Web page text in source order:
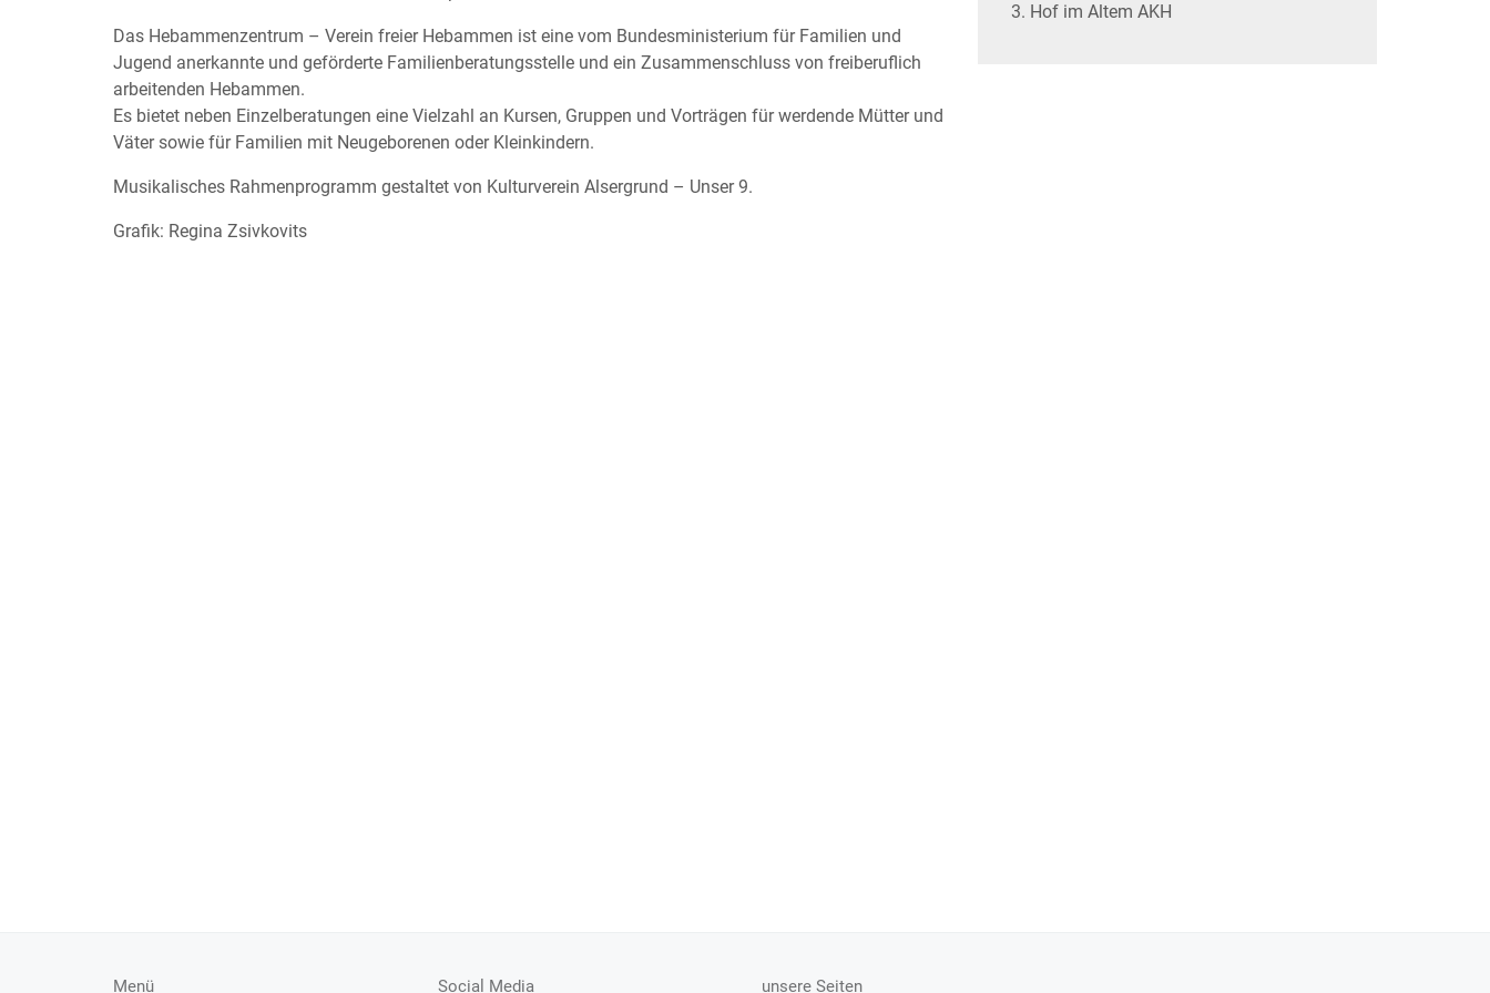
Das Hebammenzentrum – Verein freier Hebammen ist eine vom Bundesministerium für Familien und
Jugend anerkannte und geförderte Familienberatungsstelle und ein Zusammenschluss von freiberuflich
arbeitenden Hebammen.
Es bietet neben Einzelberatungen eine Vielzahl an Kursen, Gruppen und Vorträgen für werdende Mütter und
Väter sowie für Familien mit Neugeborenen oder Kleinkindern.
Musikalisches Rahmenprogramm gestaltet von Kulturverein Alsergrund – Unser 9.
Grafik: Regina Zsivkovits
3. Hof im Altem AKH
Menü Social Media unsere Seiten